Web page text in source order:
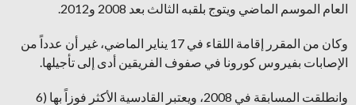
العام الموسم الماضي ويتوج بلقبه الثالث بعد 2008 و2012.
وكان من المقرر إقامة اللقاء في 17 يناير الماضي، غير أن عدداً من
الإصابات بفيروس كورونا في صفوف الفريقين أدى إلى تأجيلها.
وانطلقت المسابقة في 2008، ويعتبر القادسية الأكثر فوزاً بها (6